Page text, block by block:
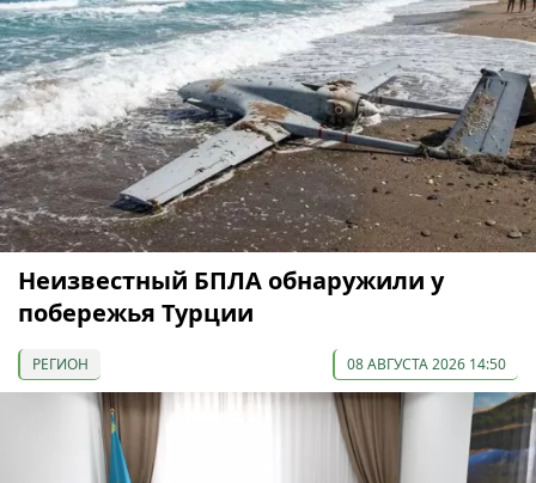
Неизвестный БПЛА обнаружили у
побережья Турции
РЕГИОН 08 АВГУСТА 2026 14:50